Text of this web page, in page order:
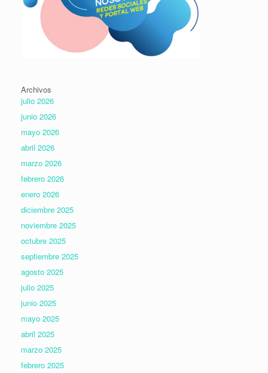
Archivos
julio 2026
junio 2026
mayo 2026
abril 2026
marzo 2026
febrero 2026
enero 2026
diciembre 2025
noviembre 2025
octubre 2025
septiembre 2025
agosto 2025
julio 2025
junio 2025
mayo 2025
abril 2025
marzo 2025
febrero 2025